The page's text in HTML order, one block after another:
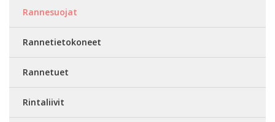
Rannesuojat
Rannetietokoneet
Rannetuet
Rintaliivit